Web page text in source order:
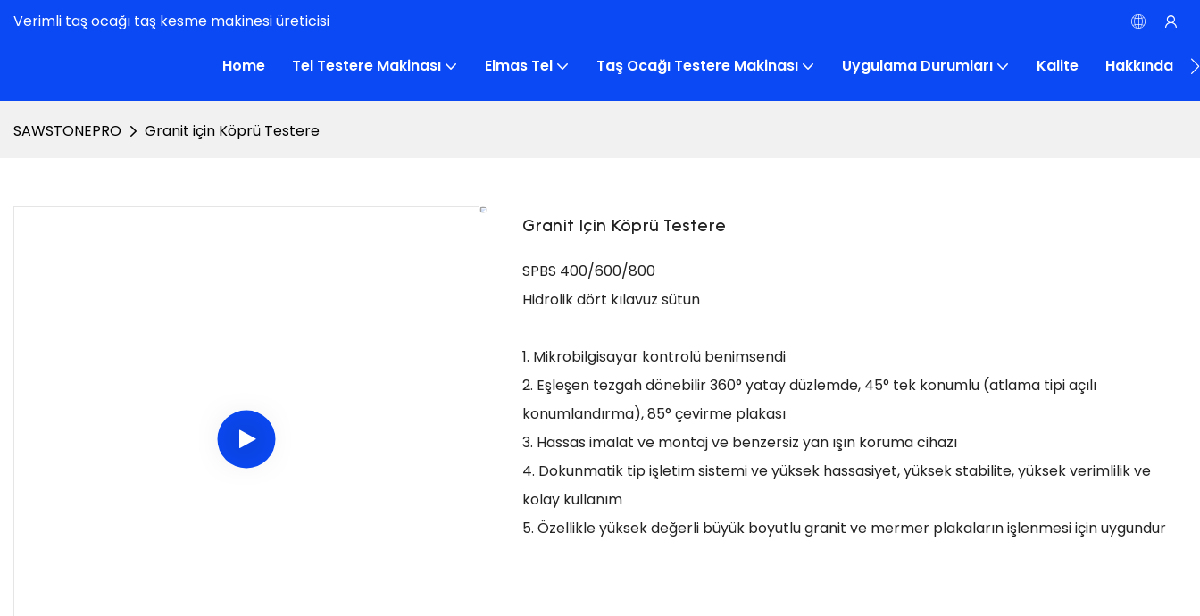
Verimli taş ocağı taş kesme makinesi üreticisi
Home Tel Testere Makinası Elmas Tel Taş Ocağı Testere Makinası Uygulama Durumları Kalite Hakkında
SAWSTONEPRO Granit için Köprü Testere
Granit Için Köprü Testere
SPBS 400/600/800
Hidrolik dört kılavuz sütun
1. Mikrobilgisayar kontrolü benimsendi
2. Eşleşen tezgah dönebilir 360° yatay düzlemde, 45° tek konumlu (atlama tipi açılı
konumlandırma), 85° çevirme plakası
3. Hassas imalat ve montaj ve benzersiz yan ışın koruma cihazı
4. Dokunmatik tip işletim sistemi ve yüksek hassasiyet, yüksek stabilite, yüksek verimlilik ve
kolay kullanım
5. Özellikle yüksek değerli büyük boyutlu granit ve mermer plakaların işlenmesi için uygundur